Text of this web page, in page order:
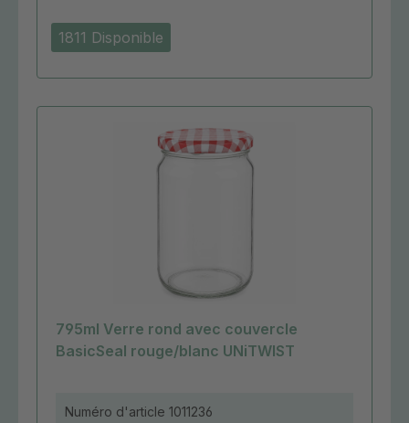
1811 Disponible
795ml Verre rond avec couvercle
BasicSeal rouge/blanc UNiTWIST
Numéro d'article 1011236